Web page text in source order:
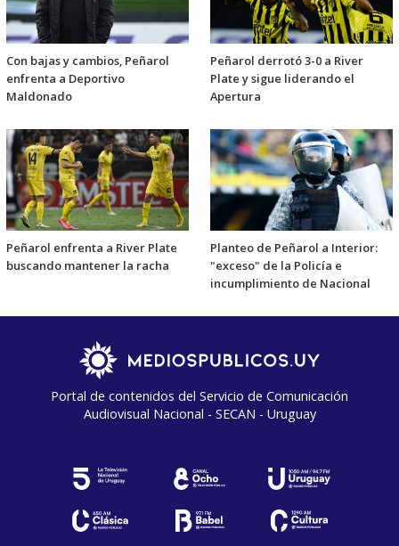
Con bajas y cambios, Peñarol
enfrenta a Deportivo
Maldonado
Peñarol derrotó 3-0 a River
Plate y sigue liderando el
Apertura
Peñarol enfrenta a River Plate
buscando mantener la racha
Planteo de Peñarol a Interior:
"exceso" de la Policía e
incumplimiento de Nacional
Portal de contenidos del Servicio de Comunicación
Audiovisual Nacional - SECAN - Uruguay